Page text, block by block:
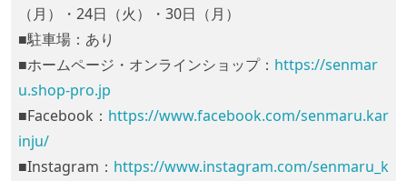
（月）・24日（火）・30日（月）
■駐車場：あり
■ホームページ・オンラインショップ： https://senmar
u.shop-pro.jp
■Facebook： https://www.facebook.com/senmaru.kar
inju/
■Instagram： https://www.instagram.com/senmaru_k